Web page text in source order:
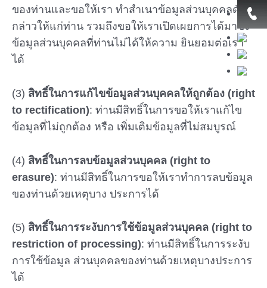
ของท่านและขอให้เรา ทำสำเนาข้อมูลส่วนบุคคลดัง
กล่าวให้แก่ท่าน รวมถึงขอให้เราเปิดเผยการได้มาซึ่ง
ข้อมูลส่วนบุคคลที่ท่านไม่ได้ให้ความ ยินยอมต่อเรา
ได้
(3) สิทธิ์ในการแก้ไขข้อมูลส่วนบุคคลให้ถูกต้อง (right
to rectification): ท่านมีสิทธิ์ในการขอให้เราแก้ไข
ข้อมูลที่ไม่ถูกต้อง หรือ เพิ่มเติมข้อมูลที่ไม่สมบูรณ์
(4) สิทธิ์ในการลบข้อมูลส่วนบุคคล (right to
erasure): ท่านมีสิทธิ์ในการขอให้เราทำการลบข้อมูล
ของท่านด้วยเหตุบาง ประการได้
(5) สิทธิ์ในการระงับการใช้ข้อมูลส่วนบุคคล (right to
restriction of processing): ท่านมีสิทธิ์ในการระงับ
การใช้ข้อมูล ส่วนบุคคลของท่านด้วยเหตุบางประการ
ได้